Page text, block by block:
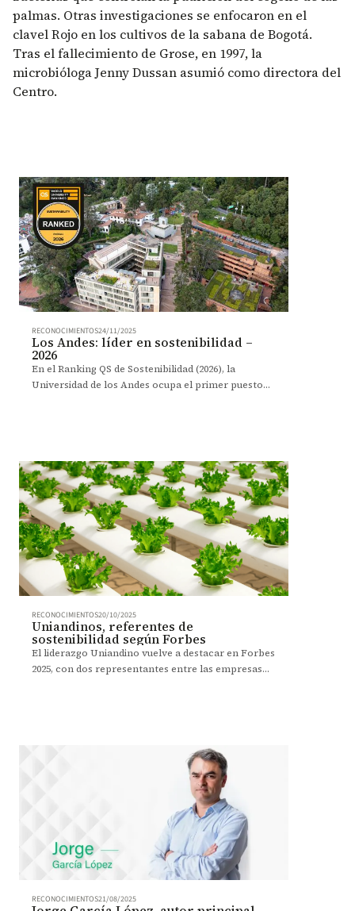
palmas. Otras investigaciones se enfocaron en el
clavel Rojo en los cultivos de la sabana de Bogotá.
Tras el fallecimiento de Grose, en 1997, la
microbióloga Jenny Dussan asumió como directora del
Centro.
RECONOCIMIENTOS24/11/2025
Los Andes: líder en sostenibilidad –
2026
En el Ranking QS de Sostenibilidad (2026), la
Universidad de los Andes ocupa el primer puesto
RECONOCIMIENTOS20/10/2025
Uniandinos, referentes de
sostenibilidad según Forbes
El liderazgo Uniandino vuelve a destacar en Forbes
2025, con dos representantes entre las empresas
RECONOCIMIENTOS21/08/2025